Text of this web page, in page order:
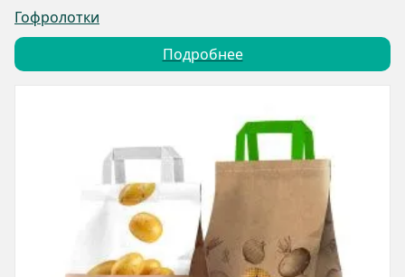
Гофролотки
Подробнее